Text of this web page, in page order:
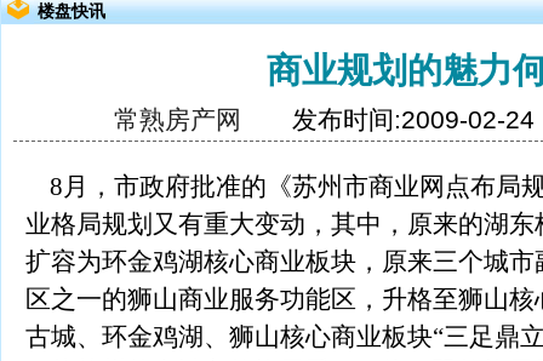
楼盘快讯
商业规划的魅力
常熟房产网 发布时间:2009-02-
8月，市政府批准的《苏州市商业网点布局
业格局规划又有重大变动，其中，原来的湖
扩容为环金鸡湖核心商业板块，原来三个城
区之一的狮山商业服务功能区，升格至狮山
古城、环金鸡湖、狮山核心商业板块“三足鼎